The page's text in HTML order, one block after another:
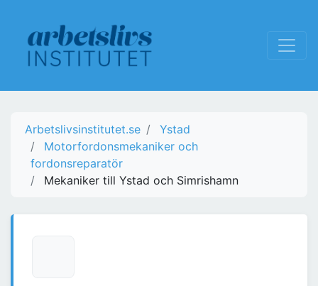
Arbetslivsinstitutet.se
Ystad
Motorfordonsmekaniker och
fordonsreparatör
Mekaniker till Ystad och Simrishamn